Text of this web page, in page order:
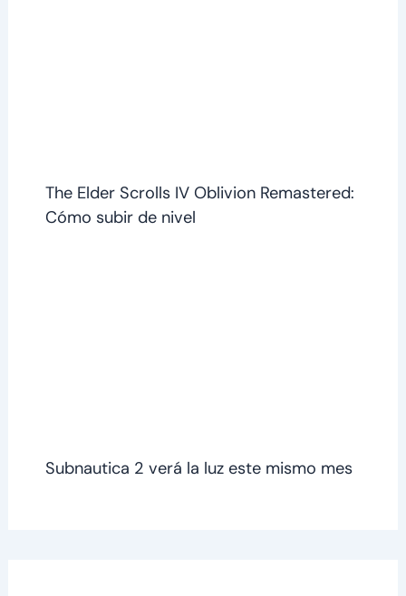
The Elder Scrolls IV Oblivion Remastered:
Cómo subir de nivel
Subnautica 2 verá la luz este mismo mes